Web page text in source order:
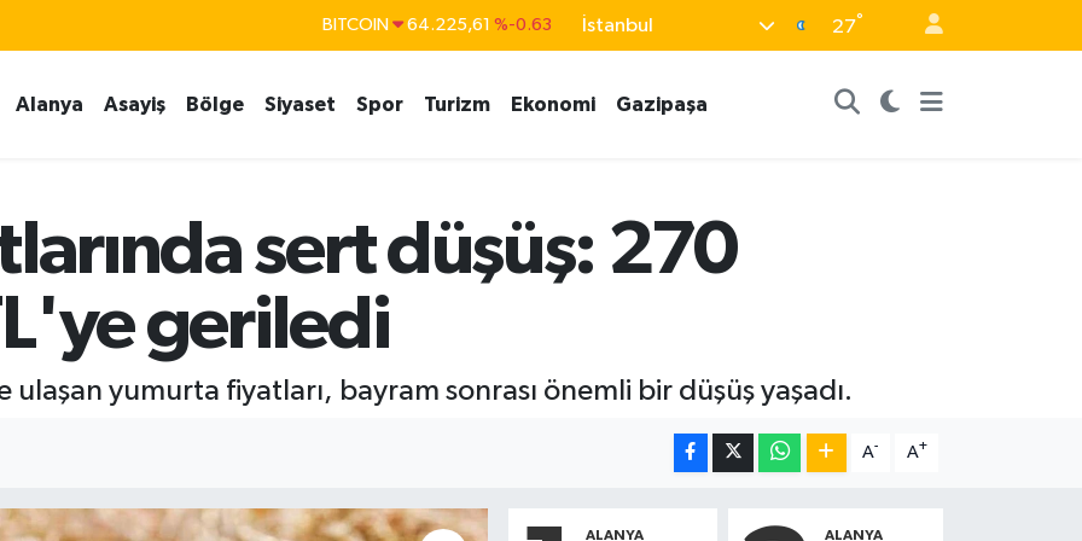
BITCOIN 64.225,61 %-0.63
EURO 55,0406 %-0.08
BİST100 13.799 %70
İstanbul 27°
Alanya Asayiş Bölge Siyaset Spor Turizm Ekonomi Gazipaşa
sert düşüş: 270
geriledi
ulaşan yumurta fiyatları, bayram sonrası önemli bir düşüş yaşadı.
A- A+
ALANYA ALANYA